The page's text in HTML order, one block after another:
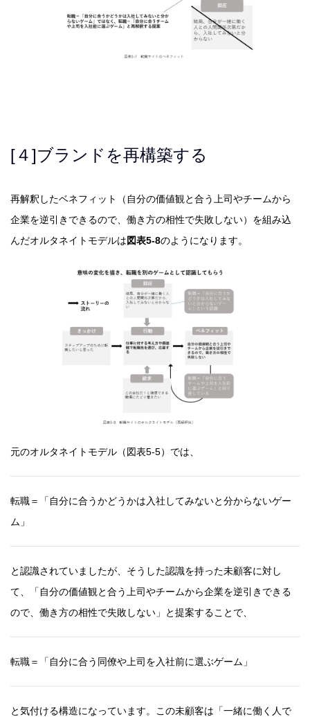
[４]ブランドを再構築する
再解釈したベネフィット（自分の価値観と合う上司やチームから
企業を逆引きできるので、働き方の相性で失敗しない）を組み込
んだオルタネイトモデルは図表5-8のようになります。
元のオルタネイトモデル（図表5-5）では、
転職＝「自分に合うかどうかは入社してみないと分からないゲー
ム」
と認識されていましたが、そうした認識を持った未顧客に対し
て、「自分の価値観と合う上司やチームから企業を逆引きできる
ので、働き方の相性で失敗しない」と提案することで、
転職＝「自分に合う同僚や上司を入社前に選ぶゲーム」
と気付ける構造になっています。この未顧客は「一緒に働く人で